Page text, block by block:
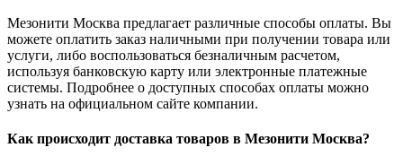
Мезонити Москва предлагает различные способы оплаты. Вы
можете оплатить заказ наличными при получении товара или
услуги, либо воспользоваться безналичным расчетом,
используя банковскую карту или электронные платежные
системы. Подробнее о доступных способах оплаты можно
узнать на официальном сайте компании.
Как происходит доставка товаров в Мезонити Москва?